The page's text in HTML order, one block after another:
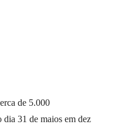
de 5.000
dia 31 de maios em dez